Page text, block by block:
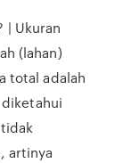
| Ukuran
(lahan)
total adalah
diketahui
artinya